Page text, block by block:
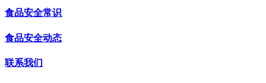
食品安全常识
食品安全动态
联系我们